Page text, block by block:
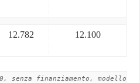
12.782 12.100
senza finanziamento, modello